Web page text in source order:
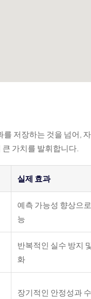
저장하는 것을 넘어,
가치를 발휘합니다.
실제 효과
예측 가능성 향상으
능
반복적인 실수 방지
화
장기적인 안정성과